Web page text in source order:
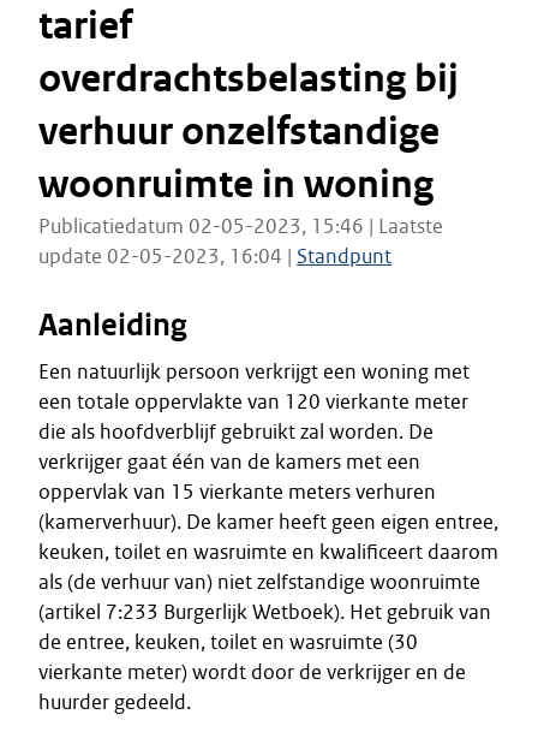
tarief
overdrachtsbelasting bij
verhuur onzelfstandige
woonruimte in woning
Publicatiedatum 02-05-2023, 15:46 | Laatste
update 02-05-2023, 16:04 | Standpunt
Aanleiding
Een natuurlijk persoon verkrijgt een woning met
een totale oppervlakte van 120 vierkante meter
die als hoofdverblijf gebruikt zal worden. De
verkrijger gaat één van de kamers met een
oppervlak van 15 vierkante meters verhuren
(kamerverhuur). De kamer heeft geen eigen entree,
keuken, toilet en wasruimte en kwalificeert daarom
als (de verhuur van) niet zelfstandige woonruimte
(artikel 7:233 Burgerlijk Wetboek). Het gebruik van
de entree, keuken, toilet en wasruimte (30
vierkante meter) wordt door de verkrijger en de
huurder gedeeld.